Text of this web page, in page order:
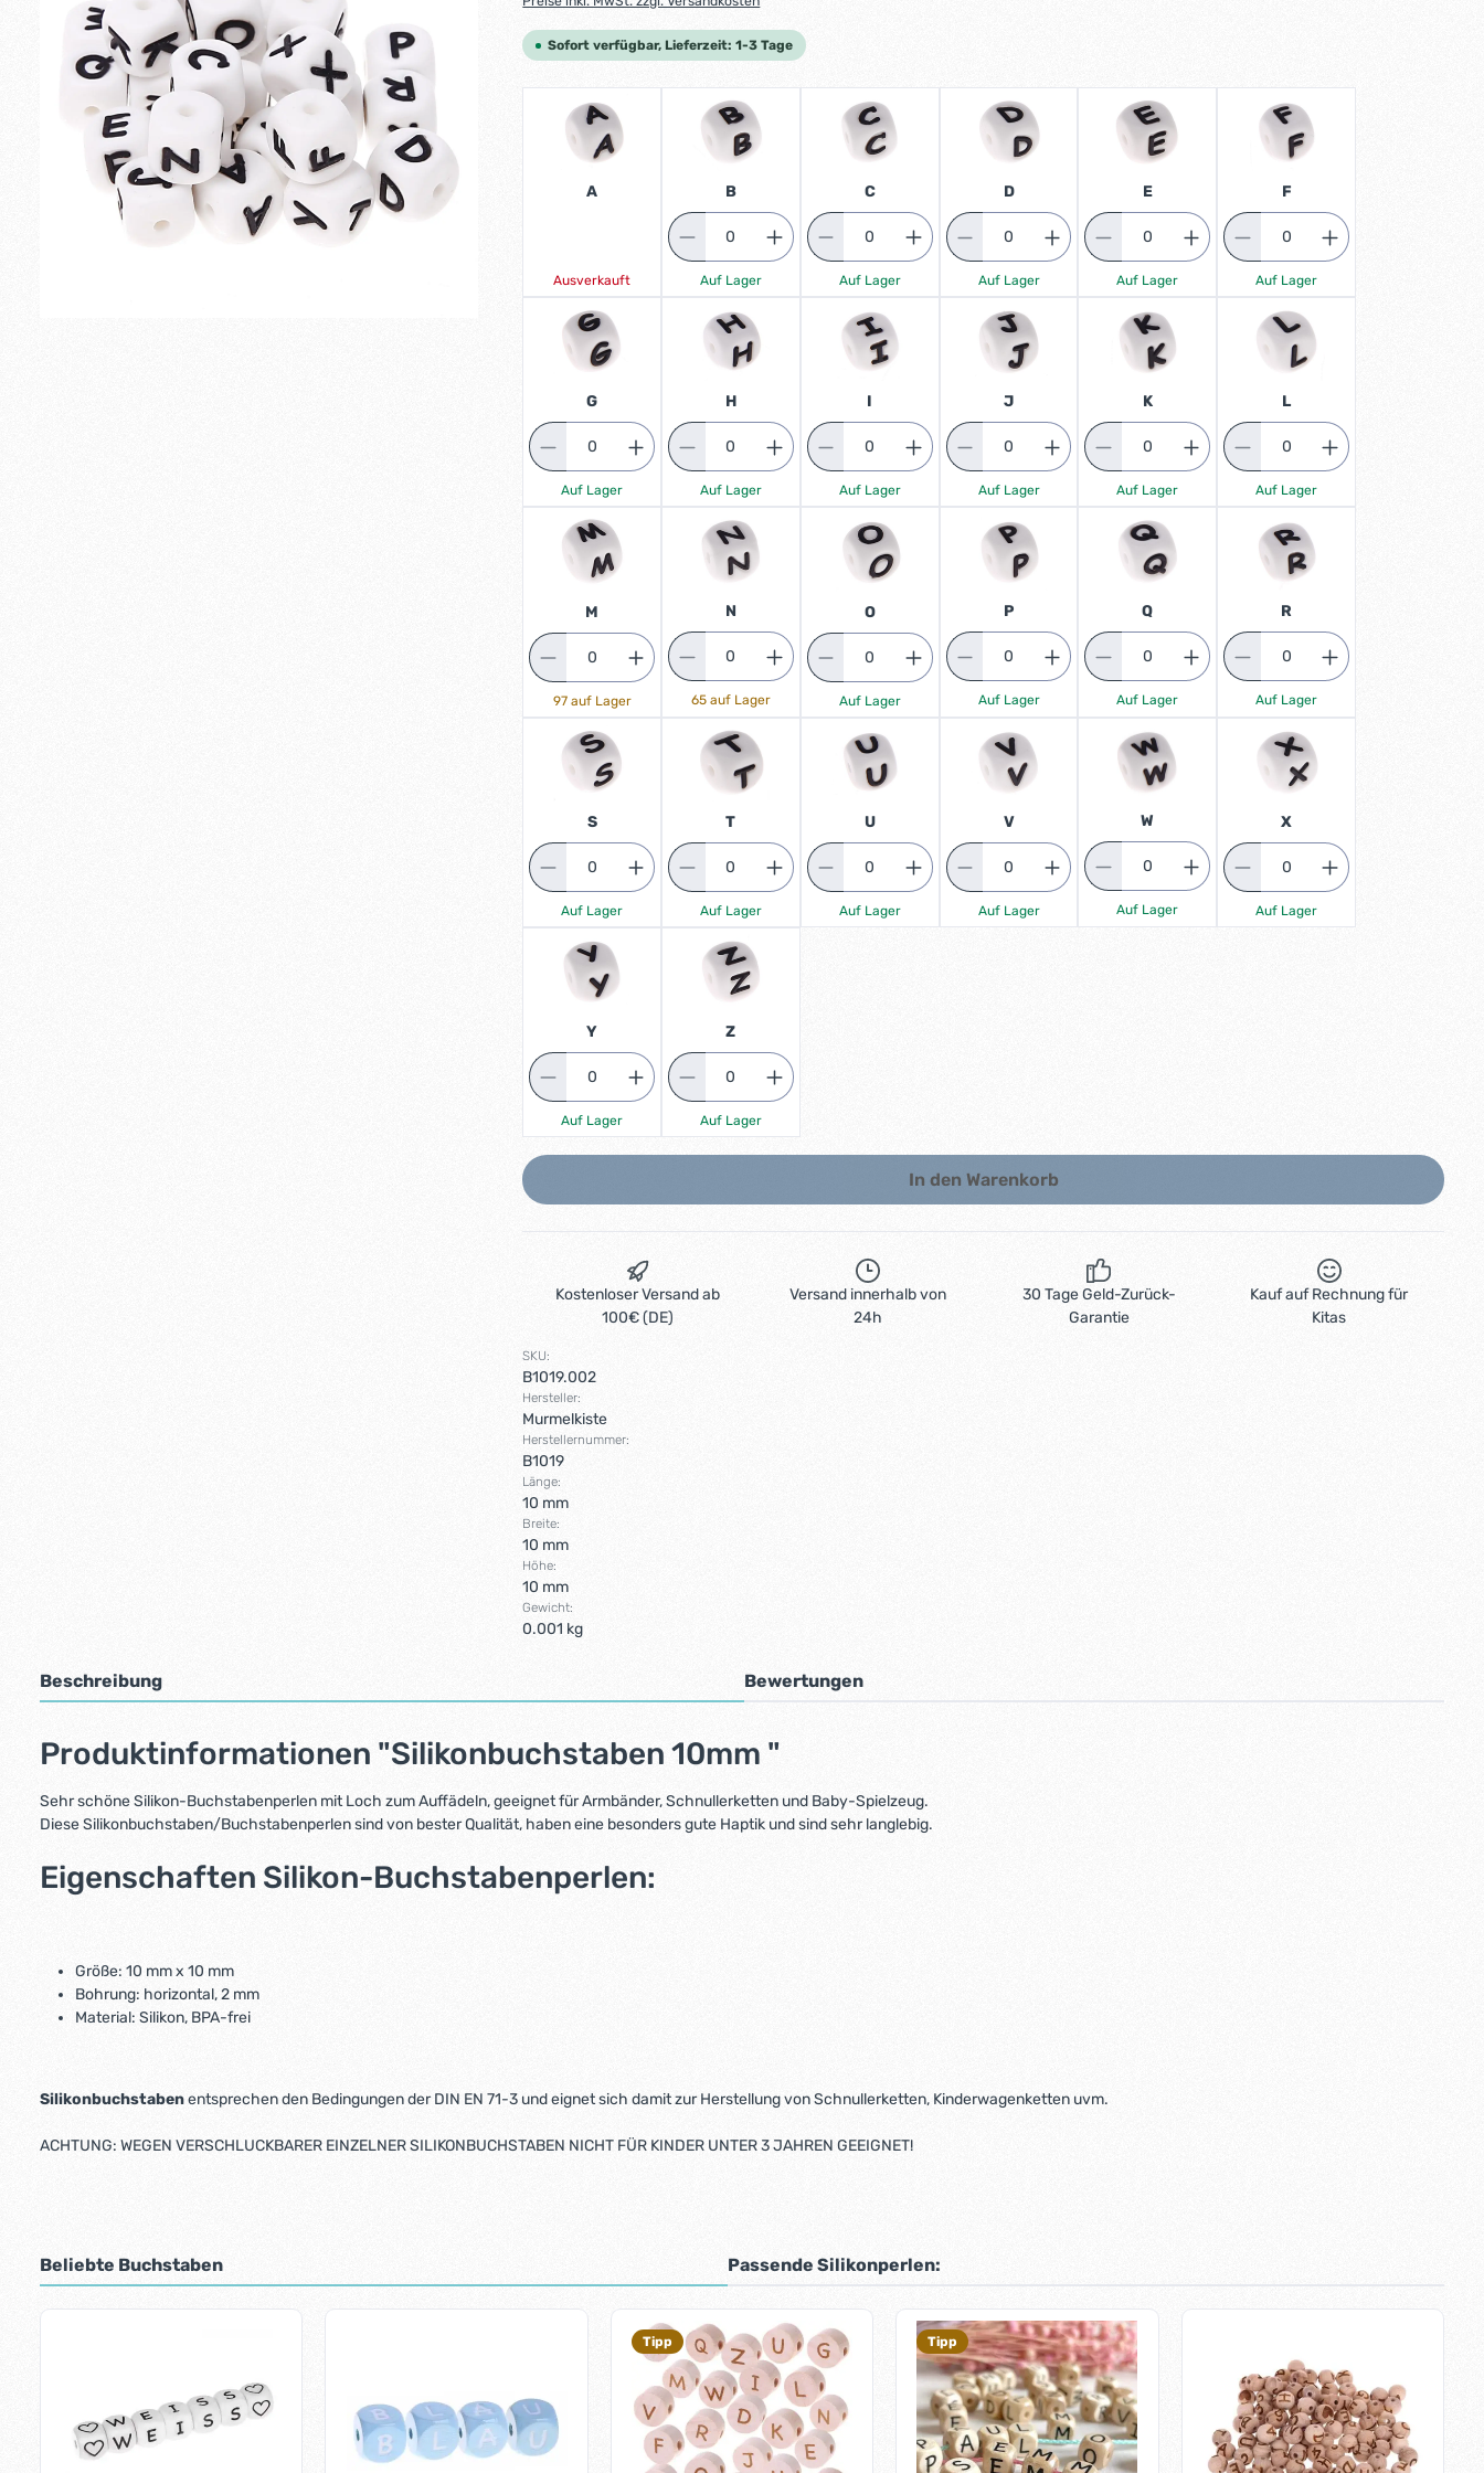
Sofort verfügbar, Lieferzeit: 1-3 Tage
A
Ausverkauft
B
Auf Lager
C
Auf Lager
D
Auf Lager
E
Auf Lager
F
Auf Lager
G
Auf Lager
H
Auf Lager
I
Auf Lager
J
Auf Lager
K
Auf Lager
L
Auf Lager
M
97 auf Lager
N
65 auf Lager
O
Auf Lager
P
Auf Lager
Q
Auf Lager
R
Auf Lager
S
Auf Lager
T
Auf Lager
U
Auf Lager
V
Auf Lager
W
Auf Lager
X
Auf Lager
Y
Auf Lager
Z
Auf Lager
In den Warenkorb
Kostenloser Versand ab
100€ (DE)
Versand innerhalb von
24h
30 Tage Geld-Zurück-
Garantie
Kauf auf Rechnung für
Kitas
SKU:
B1019.002
Hersteller:
Murmelkiste
Herstellernummer:
B1019
Länge:
10 mm
Breite:
10 mm
Höhe:
10 mm
Gewicht:
0.001 kg
Beschreibung Bewertungen
Produktinformationen "Silikonbuchstaben 10mm "
Sehr schöne Silikon-Buchstabenperlen mit Loch zum Auffädeln, geeignet für Armbänder, Schnullerketten und Baby-Spielzeug.
Diese Silikonbuchstaben/Buchstabenperlen sind von bester Qualität, haben eine besonders gute Haptik und sind sehr langlebig.
Eigenschaften Silikon-Buchstabenperlen:
Größe: 10 mm x 10 mm
Bohrung: horizontal, 2 mm
Material: Silikon, BPA-frei
Silikonbuchstabenentsprechen den Bedingungen der DIN EN 71-3 und eignet sich damit zur Herstellung von Schnullerketten, Kinderwagenketten uvm.
ACHTUNG: WEGEN VERSCHLUCKBARER EINZELNER SILIKONBUCHSTABEN NICHT FÜR KINDER UNTER 3 JAHREN GEEIGNET!
Beliebte Buchstaben Passende Silikonperlen:
Tipp Tipp